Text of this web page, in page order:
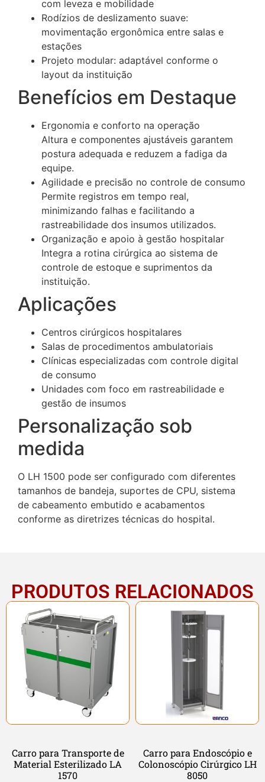
com leveza e mobilidade
Rodízios de deslizamento suave:
movimentação ergonômica entre salas e
estações
Projeto modular: adaptável conforme o
layout da instituição
Benefícios em Destaque
Ergonomia e conforto na operação
Altura e componentes ajustáveis garantem
postura adequada e reduzem a fadiga da
equipe.
Agilidade e precisão no controle de consumo
Permite registros em tempo real,
minimizando falhas e facilitando a
rastreabilidade dos insumos utilizados.
Organização e apoio à gestão hospitalar
Integra a rotina cirúrgica ao sistema de
controle de estoque e suprimentos da
instituição.
Aplicações
Centros cirúrgicos hospitalares
Salas de procedimentos ambulatoriais
Clínicas especializadas com controle digital
de consumo
Unidades com foco em rastreabilidade e
gestão de insumos
Personalização sob
medida
O LH 1500 pode ser configurado com diferentes
tamanhos de bandeja, suportes de CPU, sistema
de cabeamento embutido e acabamentos
conforme as diretrizes técnicas do hospital.
PRODUTOS RELACIONADOS
Carro para Transporte de
Material Esterilizado LA
1570
Carro para Endoscópio e
Colonoscópio Cirúrgico LH
8050